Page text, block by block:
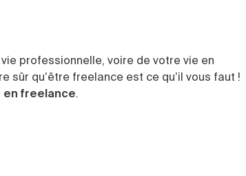
professionnelle, voire de votre vie en
sûr qu’être freelance est ce qu’il vous faut !
en freelance.